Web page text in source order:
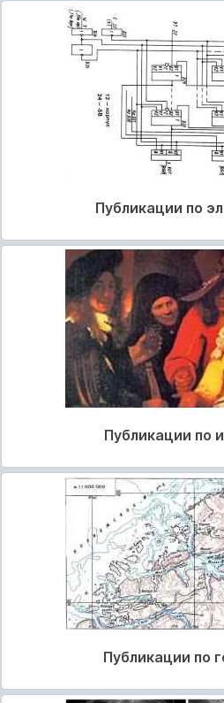
Публикации по
Публикации по
Публикации по